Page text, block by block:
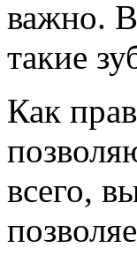
важно. В
такие
Как
всего,